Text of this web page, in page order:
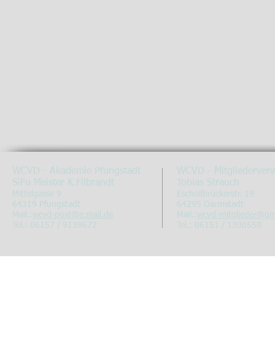
WCVD - Akademie Pfungstadt
SiFu Meister K.Filbrandt
Mittelgasse 9
64319 Pfungstadt
Mail.: wcvd-post@e.mail.de
Tel.: 06157 / 9139672
WCVD -
Tobias Strauch
Eschollbrückerstr. 19
64295 Darmstadt
Mail.: wcvd-
Tel.: 06151 / 1300558